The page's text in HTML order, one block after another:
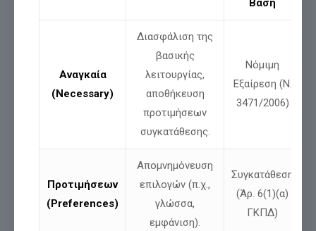
καταγγέλλουν γονείς από όλη την Ελλάδα. 📌 Για παιδιά κάτω
των 12 ετών, το κράτος αναγνωρίζει ότι
Διαβάστε περισσότερα
Αναγκαία
(Necessary)
Διασφάλιση της
βασικής
λειτουργίας,
αποθήκευση
προτιμήσεων
συγκατάθεσης.
Νόμιμη
Εξαίρεση (Ν.
3471/2006)
Προτιμήσεων
(Preferences)
Απομνημόνευση
επιλογών (π.χ.,
γλώσσα,
εμφάνιση).
Συγκατάθεση
(Άρ. 6(1)(α)
ΓΚΠΔ)